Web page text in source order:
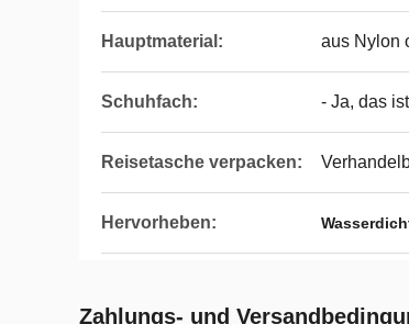
Hauptmaterial: aus Nylon
Schuhfach: - Ja, das
Reisetasche verpacken:
Hervorheben:
Zahlungs- und